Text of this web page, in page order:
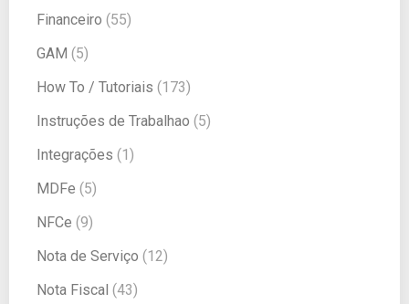
Financeiro (55)
GAM (5)
How To / Tutoriais (173)
Instruções de Trabalhao (5)
Integrações (1)
MDFe (5)
NFCe (9)
Nota de Serviço (12)
Nota Fiscal (43)